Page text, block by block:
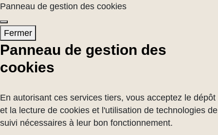
Panneau de gestion des cookies
Fermer
Panneau de gestion des
cookies
En autorisant ces services tiers, vous acceptez le dépôt
et la lecture de cookies et l'utilisation de technologies de
suivi nécessaires à leur bon fonctionnement.